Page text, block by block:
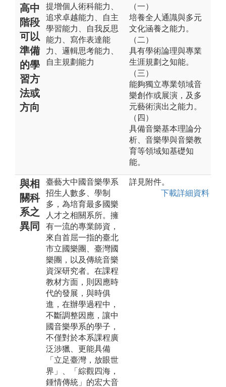
高中
階段
可以
準備
的學
習方
法或
方向
提增個人術科能力、
追求卓越能力、自主
學習能力、自我反思
能力、寫作表達能
力、邏輯思考能力、
自主規劃能力
（一）
培養全人通識與多元
文化涵養之能力。
（二）
具有學術論理與專業
生涯規劃之知能。
（三）
能夠獨立專業領域音
樂創作或展演，及多
元藝術演出之能力。
（四）
具備音樂基本理論分
析、音樂學與音樂教
育等領域知基礎知
能。
與相
關科
系之
異同
臺藝大中國音樂學系
招生人數多、學制
多，為培育最多國樂
人才之相關系所。擁
有一流的專業師資，
來自首屈一指的臺北
市立國樂團、臺灣國
樂團， 以及傳統音樂
資深研究者。在課程
教材方面，則因應時
代的發展，與時俱
進，在辦學過程中，
不斷調整因應，讓中
國音樂學系的學子，
不僅對於本系課程廣
泛涉獵、更能具備
「立足臺灣，放眼世
界」、「綜觀四海，
鍾情傳統」的宏大音
詳見附件。
下載詳細資料